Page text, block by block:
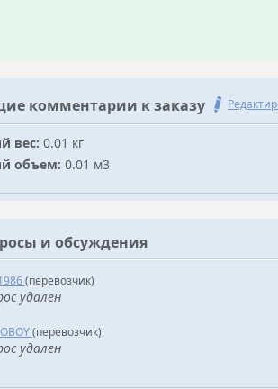
комментарии к заказу
вес: 0.01 кг
объем: 0.01 м3
и обсуждения
(перевозчик)
удален
(перевозчик)
удален